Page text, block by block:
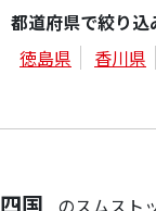
都道府県で絞り込
徳島県
香川県
四国 のスムスト